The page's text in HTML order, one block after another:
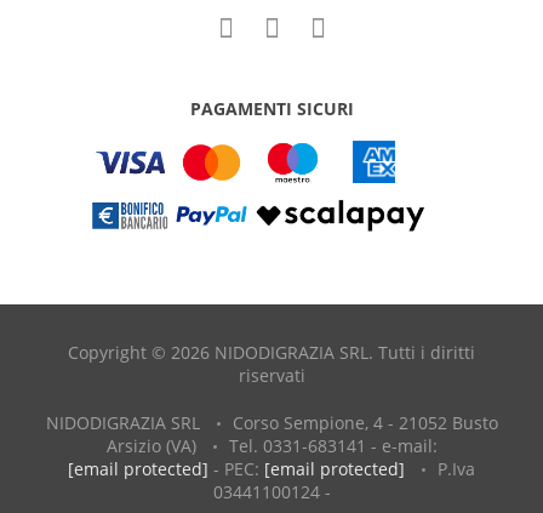
PAGAMENTI SICURI
Copyright © 2026 NIDODIGRAZIA SRL. Tutti i diritti
riservati
NIDODIGRAZIA SRL
Corso Sempione, 4 - 21052 Busto
Arsizio (VA)
Tel. 0331-683141 - e-mail:
[email protected] - PEC: [email protected]
P.Iva
03441100124 -